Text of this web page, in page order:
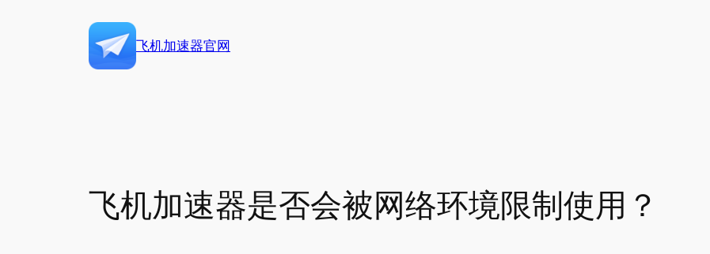
飞机加速器官网
飞机加速器是否会被网络环境限制使用？